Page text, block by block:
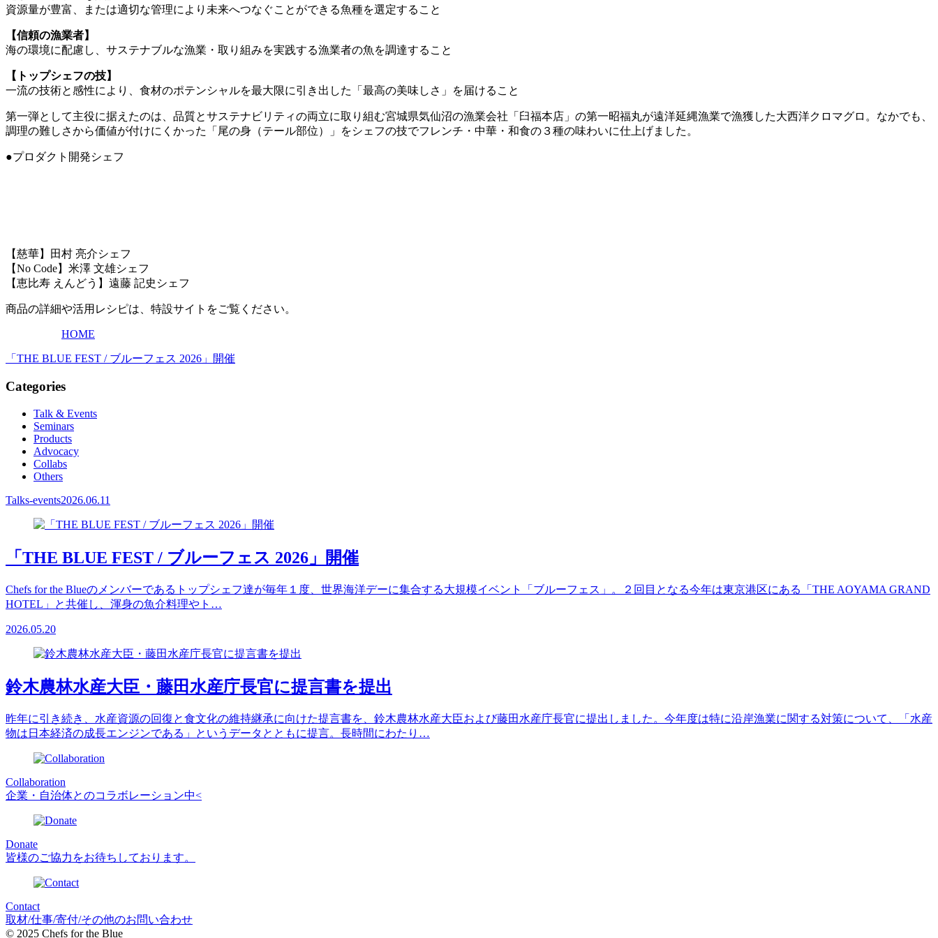
資源量が豊富、または適切な管理により未来へつなぐことができる魚種を選定すること
【信頼の漁業者】
海の環境に配慮し、サステナブルな漁業・取り組みを実践する漁業者の魚を調達すること
【トップシェフの技】
一流の技術と感性により、食材のポテンシャルを最大限に引き出した「最高の美味しさ」を届けること
第一弾として主役に据えたのは、品質とサステナビリティの両立に取り組む宮城県気仙沼の漁業会社「臼福本店」の第一昭福丸が遠洋延縄漁業で漁獲した大西洋クロマグロ。なかでも、
調理の難しさから価値が付けにくかった「尾の身（テール部位）」をシェフの技でフレンチ・中華・和食の３種の味わいに仕上げました。
●プロダクト開発シェフ
【慈華】田村 亮介シェフ
【No Code】米澤 文雄シェフ
【恵比寿 えんどう】遠藤 記史シェフ
商品の詳細や活用レシピは、特設サイトをご覧ください。
HOME
「THE BLUE FEST / ブルーフェス 2026」開催
Categories
Talk & Events
Seminars
Products
Advocacy
Collabs
Others
Talks-events2026.06.11
「THE BLUE FEST / ブルーフェス 2026」開催
Chefs for the Blueのメンバーであるトップシェフ達が毎年１度、世界海洋デーに集合する大規模イベント「ブルーフェス」。２回目となる今年は東京港区にある「THE AOYAMA GRAND
HOTEL」と共催し、渾身の魚介料理やト…
2026.05.20
鈴木農林水産大臣・藤田水産庁長官に提言書を提出
昨年に引き続き、水産資源の回復と食文化の維持継承に向けた提言書を、鈴木農林水産大臣および藤田水産庁長官に提出しました。今年度は特に沿岸漁業に関する対策について、「水産
物は日本経済の成長エンジンである」というデータとともに提言。長時間にわたり…
Collaboration
企業・自治体とのコラボレーション中<
Donate
皆様のご協力をお待ちしております。
Contact
取材/仕事/寄付/その他のお問い合わせ
© 2025 Chefs for the Blue